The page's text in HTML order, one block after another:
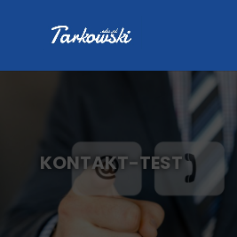
KONTAKT-TEST